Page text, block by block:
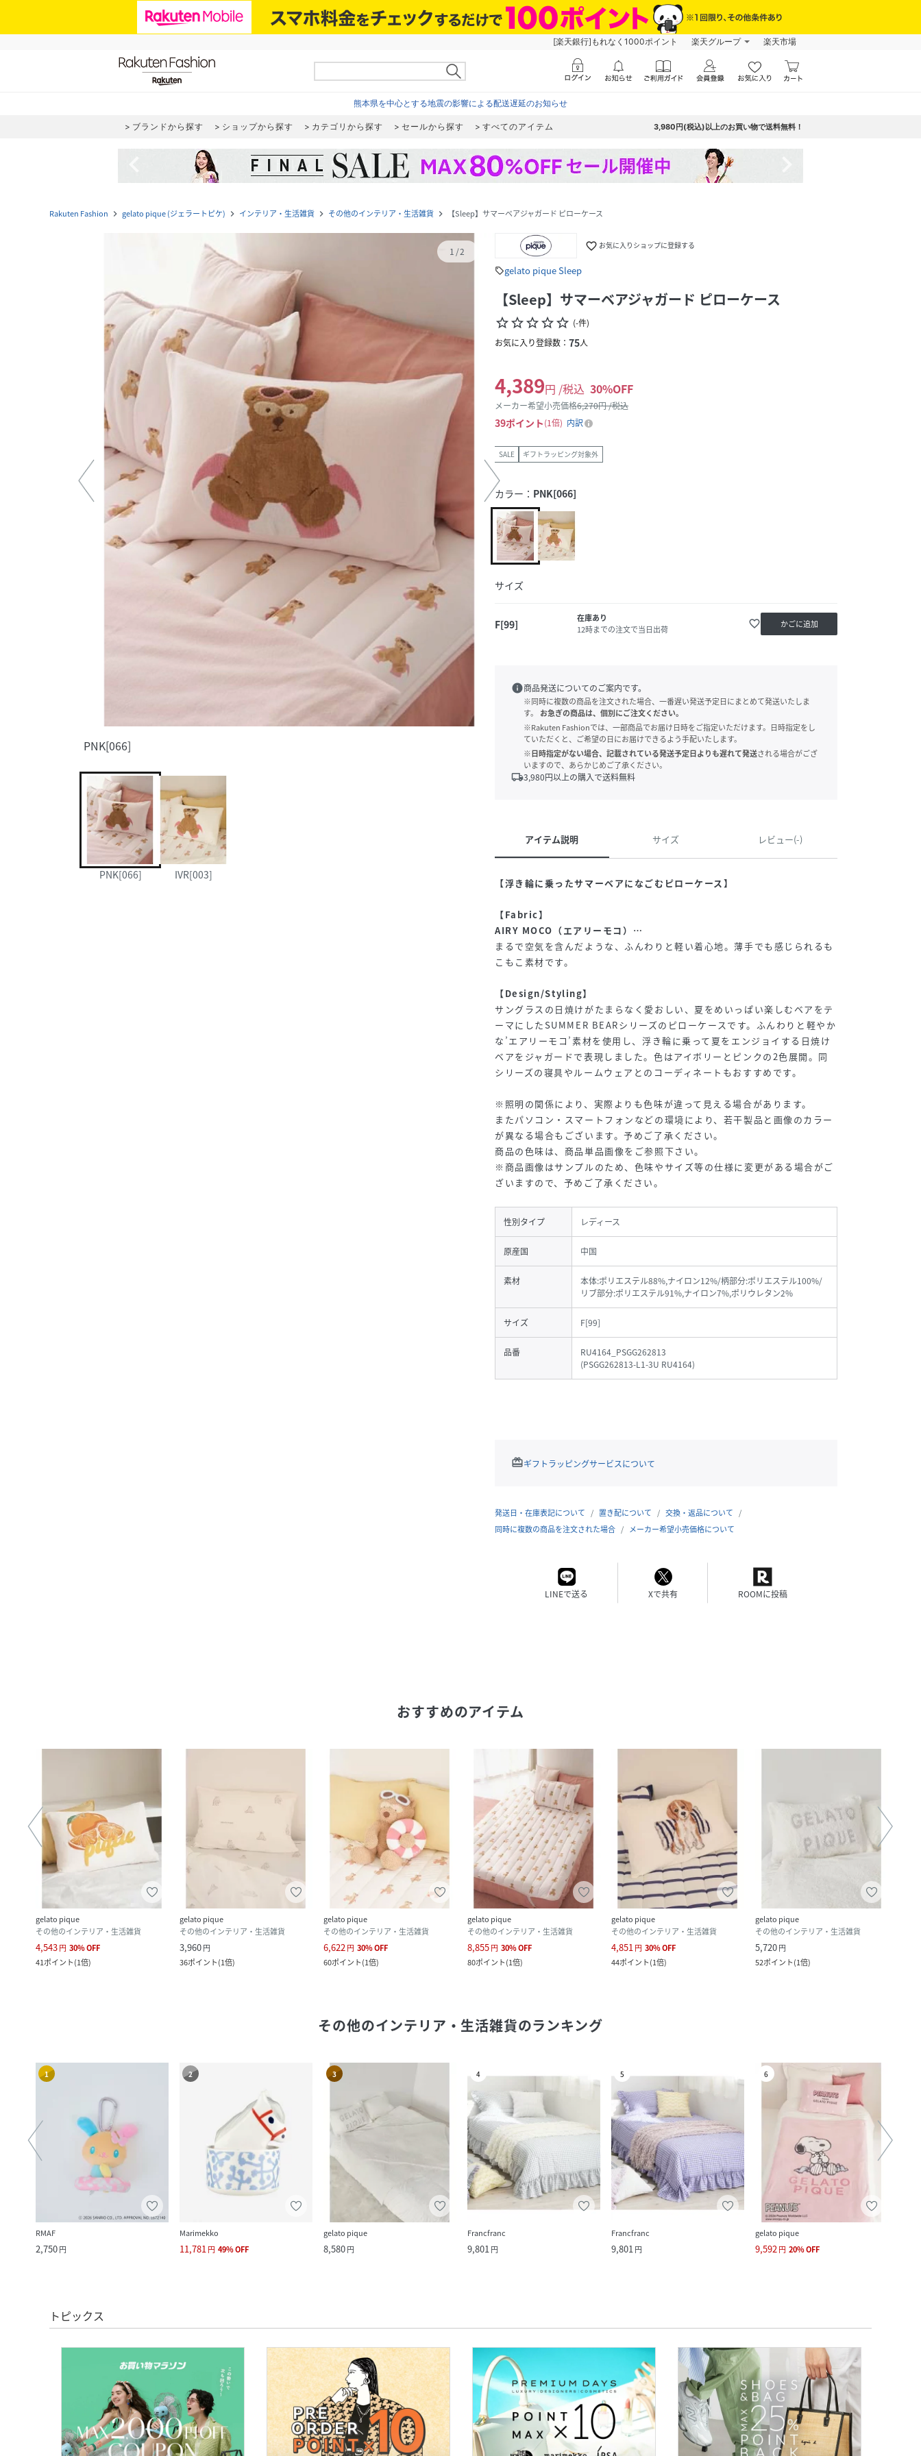
[楽天銀行]もれなく1000ポイント 楽天グループ 楽天市場
熊本県を中心とする地震の影響による配送遅延のお知らせ
ブランドから探す ショップから探す カテゴリから探す セールから探す すべてのアイテム 3,980円(税込)以上のお買い物で送料無料！
Rakuten Fashion navigate_next gelato pique (ジェラートピケ) navigate_next インテリア・生活雑貨 navigate_next その他のインテリア・生活雑貨 navigate_next 【Sleep】サマーベアジャガード ピローケース
1 /2
PNK[066]
PNK[066] IVR[003]
favorite_border お気に入りショップに登録する
sellgelato pique Sleep
【Sleep】サマーベアジャガード ピローケース
star_borderstar_borderstar_borderstar_borderstar_border (-件)
お気に入り登録数： 75人
4,389円 /税込 30%OFF
メーカー希望小売価格6,270円 /税込
39ポイント 1倍 内訳
SALE ギフトラッピング対象外
カラー： PNK[066]
サイズ
F[99]
在庫あり
12時までの注文で当日出荷
favorite_border かごに追加
info商品発送についてのご案内です。
※同時に複数の商品を注文された場合、一番遅い発送予定日にまとめて発送いたしま
す。
お急ぎの商品は、個別にご注文ください。
※Rakuten Fashionでは、一部商品でお届け日時をご指定いただけます。日時指定をし
ていただくと、ご希望の日にお届けできるよう手配いたします。
※日時指定がない場合、記載されている発送予定日よりも遅れて発送される場合がござ
いますので、あらかじめご了承ください。
local_shipping3,980円以上の購入で送料無料
アイテム説明 サイズ レビュー(-)
【浮き輪に乗ったサマーベアになごむピローケース】
【Fabric】
AIRY MOCO（エアリーモコ）…
まるで空気を含んだような、ふんわりと軽い着心地。薄手でも感じられるも
こもこ素材です。
【Design/Styling】
サングラスの日焼けがたまらなく愛おしい、夏をめいっぱい楽しむベアをテ
ーマにしたSUMMER BEARシリーズのピローケースです。ふんわりと軽やか
な’エアリーモコ’素材を使用し、浮き輪に乗って夏をエンジョイする日焼け
ベアをジャガードで表現しました。色はアイボリーとピンクの2色展開。同
シリーズの寝具やルームウェアとのコーディネートもおすすめです。
※照明の関係により、実際よりも色味が違って見える場合があります。
またパソコン・スマートフォンなどの環境により、若干製品と画像のカラー
が異なる場合もございます。予めご了承ください。
商品の色味は、商品単品画像をご参照下さい。
※商品画像はサンプルのため、色味やサイズ等の仕様に変更がある場合がご
ざいますので、予めご了承ください。
性別タイプ レディース
原産国 中国
素材
本体:ポリエステル88%,ナイロン12%/柄部分:ポリエステル100%/
リブ部分:ポリエステル91%,ナイロン7%,ポリウレタン2%
サイズ F[99]
品番
RU4164_PSGG262813
(PSGG262813-L1-3U RU4164)
redeemギフトラッピングサービスについて
発送日・在庫表記について 置き配について
交換・返品について
同時に複数の商品を注文された場合
メーカー希望小売価格について
LINEで送る Xで共有 ROOMに投稿
おすすめのアイテム
gelato pique
その他のインテリア・生活雑貨
4,543円 30%OFF
41ポイント(1倍)
gelato pique
その他のインテリア・生活雑貨
3,960円
36ポイント(1倍)
gelato pique
その他のインテリア・生活雑貨
6,622円 30%OFF
60ポイント(1倍)
gelato pique
その他のインテリア・生活雑貨
8,855円 30%OFF
80ポイント(1倍)
gelato pique
その他のインテリア・生活雑貨
4,851円 30%OFF
44ポイント(1倍)
gelato pique
その他のインテリア・生活雑貨
5,720円
52ポイント(1倍)
その他のインテリア・生活雑貨のランキング
1
RMAF
2,750円
2
Marimekko
11,781 円 49%OFF
3
gelato pique
8,580円
4
Francfranc
9,801 円
5
Francfranc
9,801 円
6
gelato pique
9,592 円 20%OFF
トピックス